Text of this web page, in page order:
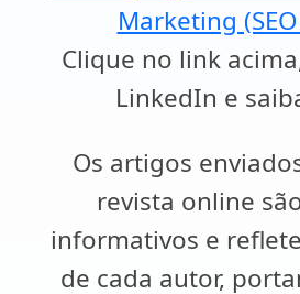
Marketing
Clique no link
LinkedIn e
Os artigos
revista online
informativos e
de cada autor,